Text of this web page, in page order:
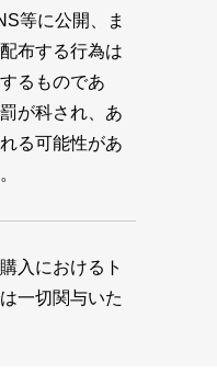
等に公開、ま
布する行為は
るものであ
が科され、あ
る可能性があ
入におけるト
一切関与いた